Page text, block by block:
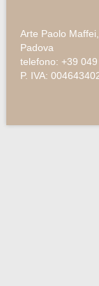
Arte Paolo
Padova
telefono: +39
P. IVA: